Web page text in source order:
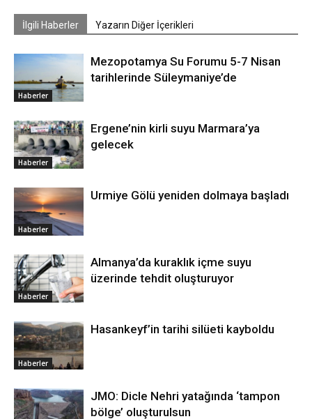
İlgili Haberler Yazarın Diğer İçerikleri
Haberler
Mezopotamya Su Forumu 5-7 Nisan
tarihlerinde Süleymaniye’de
Haberler
Ergene’nin kirli suyu Marmara’ya
gelecek
Haberler
Urmiye Gölü yeniden dolmaya başladı
Haberler
Almanya’da kuraklık içme suyu
üzerinde tehdit oluşturuyor
Haberler
Hasankeyf’in tarihi silüeti kayboldu
JMO: Dicle Nehri yatağında ‘tampon
bölge’ oluşturulsun